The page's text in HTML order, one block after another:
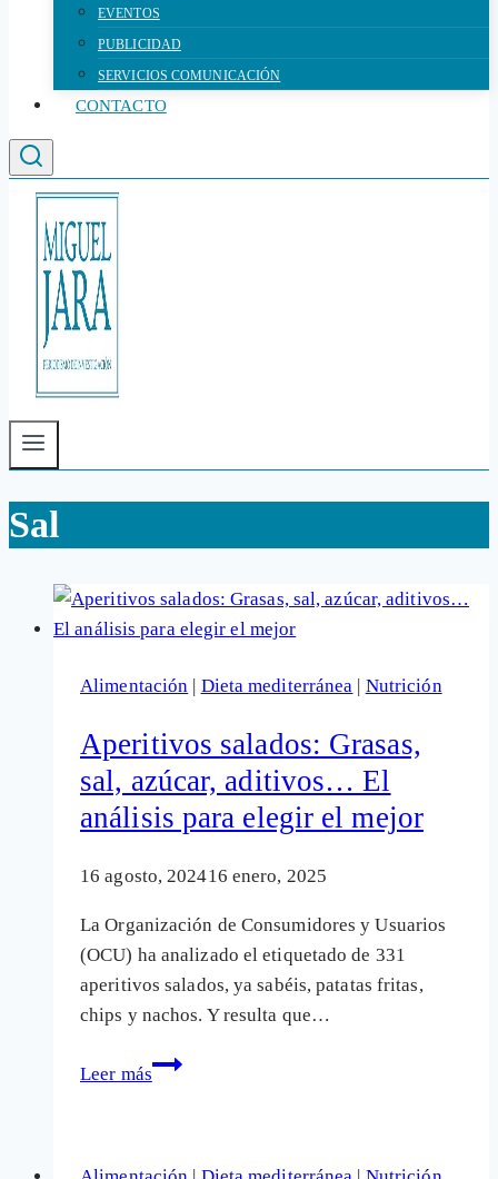
EVENTOS
PUBLICIDAD
SERVICIOS COMUNICACIÓN
CONTACTO
Sal
Alimentación Dieta mediterránea Nutrición
Aperitivos salados: Grasas,
sal, azúcar, aditivos… El
análisis para elegir el mejor
16 agosto, 202416 enero, 2025
La Organización de Consumidores y Usuarios
(OCU) ha analizado el etiquetado de 331
aperitivos salados, ya sabéis, patatas fritas,
chips y nachos. Y resulta que…
Leer más
Aperitivos